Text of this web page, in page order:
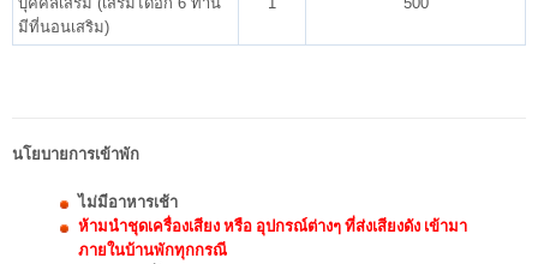
มีที่นอนเสริม)
นโยบายการเข้าพัก
ไม่มีอาหารเช้า
ห้ามนำชุดเครื่องเสียง หรือ อุปกรณ์ต่างๆ ที่ส่งเสียงดัง เข้ามา
ภายในบ้านพักทุกกรณี